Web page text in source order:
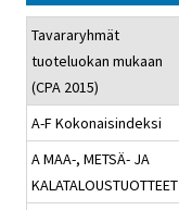
Tavararyhmät
tuoteluokan mukaan
(CPA 2015)
A-F Kokonaisindeksi
A MAA-, METSÄ- JA
KALATALOUSTUOTTEET